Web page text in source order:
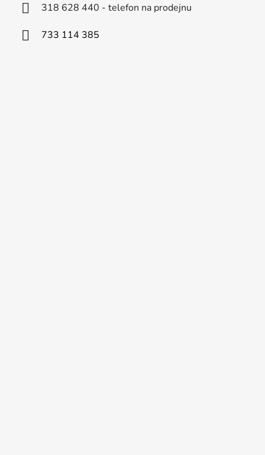
318 628 440 - telefon na prodejnu
733 114 385